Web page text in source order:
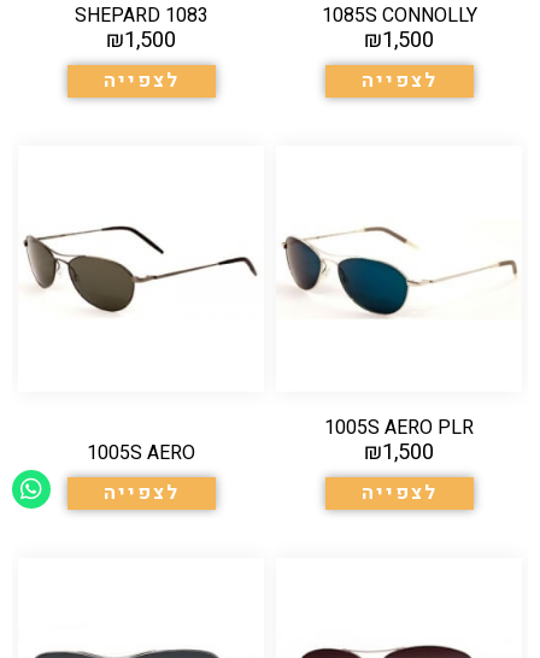
1085S CONNOLLY
₪1,500
לצפייה
1083 SHEPARD
₪1,500
לצפייה
1005S AERO PLR
₪1,500
לצפייה
1005S AERO
לצפייה